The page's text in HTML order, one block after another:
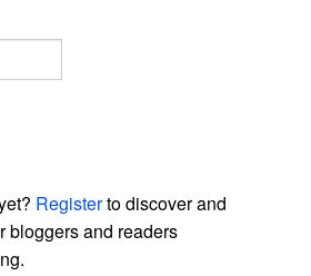
Registerto discover and
bloggers and readers